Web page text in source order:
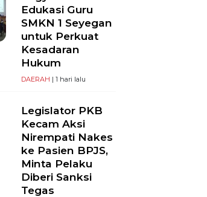
Edukasi Guru
SMKN 1 Seyegan
untuk Perkuat
Kesadaran
Hukum
DAERAH | 1 hari lalu
Legislator PKB
Kecam Aksi
Nirempati Nakes
ke Pasien BPJS,
Minta Pelaku
Diberi Sanksi
Tegas